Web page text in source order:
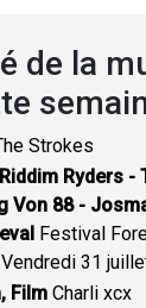
de la
Strokes
Ryders -
Von 88 -
Festival
31
Film Charli xcx